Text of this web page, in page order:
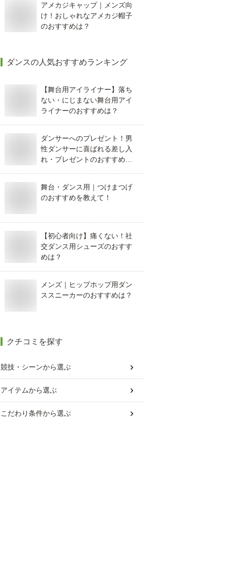
アメカジキャップ｜メンズ向
け！おしゃれなアメカジ帽子
のおすすめは？
ダンスの人気おすすめランキング
【舞台用アイライナー】落ち
ない・にじまない舞台用アイ
ライナーのおすすめは？
ダンサーへのプレゼント！男
性ダンサーに喜ばれる差し入
れ・プレゼントのおすすめ
舞台・ダンス用｜つけまつげ
のおすすめを教えて！
【初心者向け】痛くない！社
交ダンス用シューズのおすす
めは？
メンズ｜ヒップホップ用ダン
ススニーカーのおすすめは？
クチコミを探す
競技・シーンから選ぶ
アイテムから選ぶ
こだわり条件から選ぶ